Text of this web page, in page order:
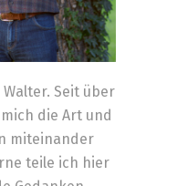
Seit über
die Art und
miteinander
teile ich hier